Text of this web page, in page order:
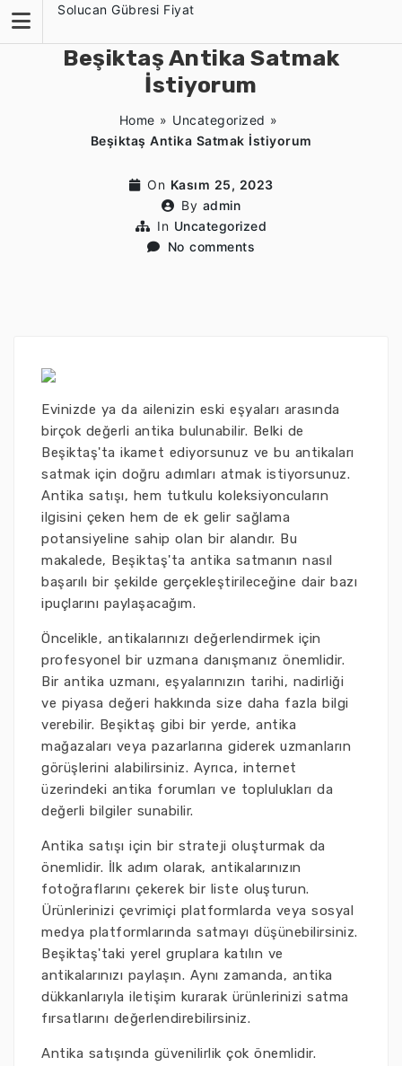
content
Solucan Gübresi Fiyat
Beşiktaş Antika Satmak
İstiyorum
Home » Uncategorized »
Beşiktaş Antika Satmak İstiyorum
On Kasım 25, 2023
By admin
In Uncategorized
No comments
Evinizde ya da ailenizin eski eşyaları arasında
birçok değerli antika bulunabilir. Belki de
Beşiktaş'ta ikamet ediyorsunuz ve bu antikaları
satmak için doğru adımları atmak istiyorsunuz.
Antika satışı, hem tutkulu koleksiyoncuların
ilgisini çeken hem de ek gelir sağlama
potansiyeline sahip olan bir alandır. Bu
makalede, Beşiktaş'ta antika satmanın nasıl
başarılı bir şekilde gerçekleştirileceğine dair bazı
ipuçlarını paylaşacağım.
Öncelikle, antikalarınızı değerlendirmek için
profesyonel bir uzmana danışmanız önemlidir.
Bir antika uzmanı, eşyalarınızın tarihi, nadirliği
ve piyasa değeri hakkında size daha fazla bilgi
verebilir. Beşiktaş gibi bir yerde, antika
mağazaları veya pazarlarına giderek uzmanların
görüşlerini alabilirsiniz. Ayrıca, internet
üzerindeki antika forumları ve toplulukları da
değerli bilgiler sunabilir.
Antika satışı için bir strateji oluşturmak da
önemlidir. İlk adım olarak, antikalarınızın
fotoğraflarını çekerek bir liste oluşturun.
Ürünlerinizi çevrimiçi platformlarda veya sosyal
medya platformlarında satmayı düşünebilirsiniz.
Beşiktaş'taki yerel gruplara katılın ve
antikalarınızı paylaşın. Aynı zamanda, antika
dükkanlarıyla iletişim kurarak ürünlerinizi satma
fırsatlarını değerlendirebilirsiniz.
Antika satışında güvenilirlik çok önemlidir.